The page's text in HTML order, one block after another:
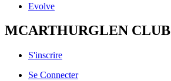
Evolve
MCARTHURGLEN CLUB
S'inscrire
Se Connecter